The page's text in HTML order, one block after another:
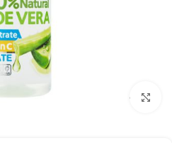
بزرگنمایی تصویر